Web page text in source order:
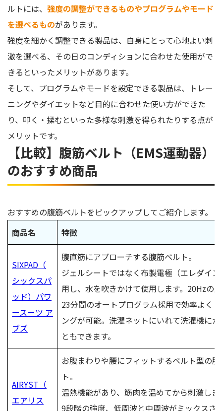
ルトには、 強度の調整ができるものやプログラムやモード
を選べるものがあります。
強度を細かく調整できる製品は、自身にとって心地よい刺
激を選べる、その日のコンディションに合わせた使用がで
きるといったメリットがあります。
そして、プログラムやモードを設定できる製品は、トレー
ニングやダイエットなど目的に合わせた使い方ができた
り、叩く・揉むといった多様な刺激を得られたりする点が
メリットです。
【比較】腹筋ベルト（EMS運動器）
のおすすめ商品
おすすめの腹筋ベルトをピックアップしてご紹介します。
商品名
特徴
SIXPAD（
シックスパ
ッド）パワ
ースーツ ア
ブズ
腹直筋にアプローチする腹筋ベルト。
ジェルシートではなく布製電極（エレダイ
用し、水を吹きかけて使用します。20Hzの
23分間のオートプログラム採用で効率よく
ングが可能。洗濯ネットにいれて洗濯機に
ともできます。
AIRYST（
エアリス
お腹まわりや腰にフィットするベルト型の
ト。
温熱機能があり、筋肉を温めてから刺激しま
9段階の強度、低周波と中周波がミックスさ